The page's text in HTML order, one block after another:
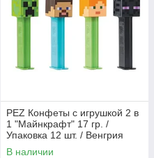
PEZ Конфеты с игрушкой 2 в
1 "Майнкрафт" 17 гр. /
Упаковка 12 шт. / Венгрия
В наличии